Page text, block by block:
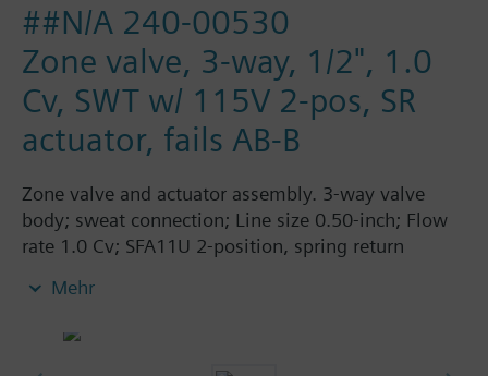
##N/A 240-00530
Zone valve, 3-way, 1/2", 1.0
Cv, SWT w/ 115V 2-pos, SR
actuator, fails AB-B
Zone valve and actuator assembly. 3-way valve
body; sweat connection; Line size 0.50-inch; Flow
rate 1.0 Cv; SFA11U 2-position, spring return
Mehr